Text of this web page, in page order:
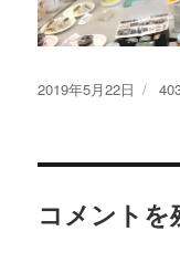
投
2019年5月22日
フ
イ
コメントを